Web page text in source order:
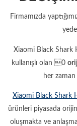
Firmamızda
Xiaomi Black Shark
kullanışlı olan 0
her
Xiaomi Black Shark
ürünleri piyasada
oluşmakta ve